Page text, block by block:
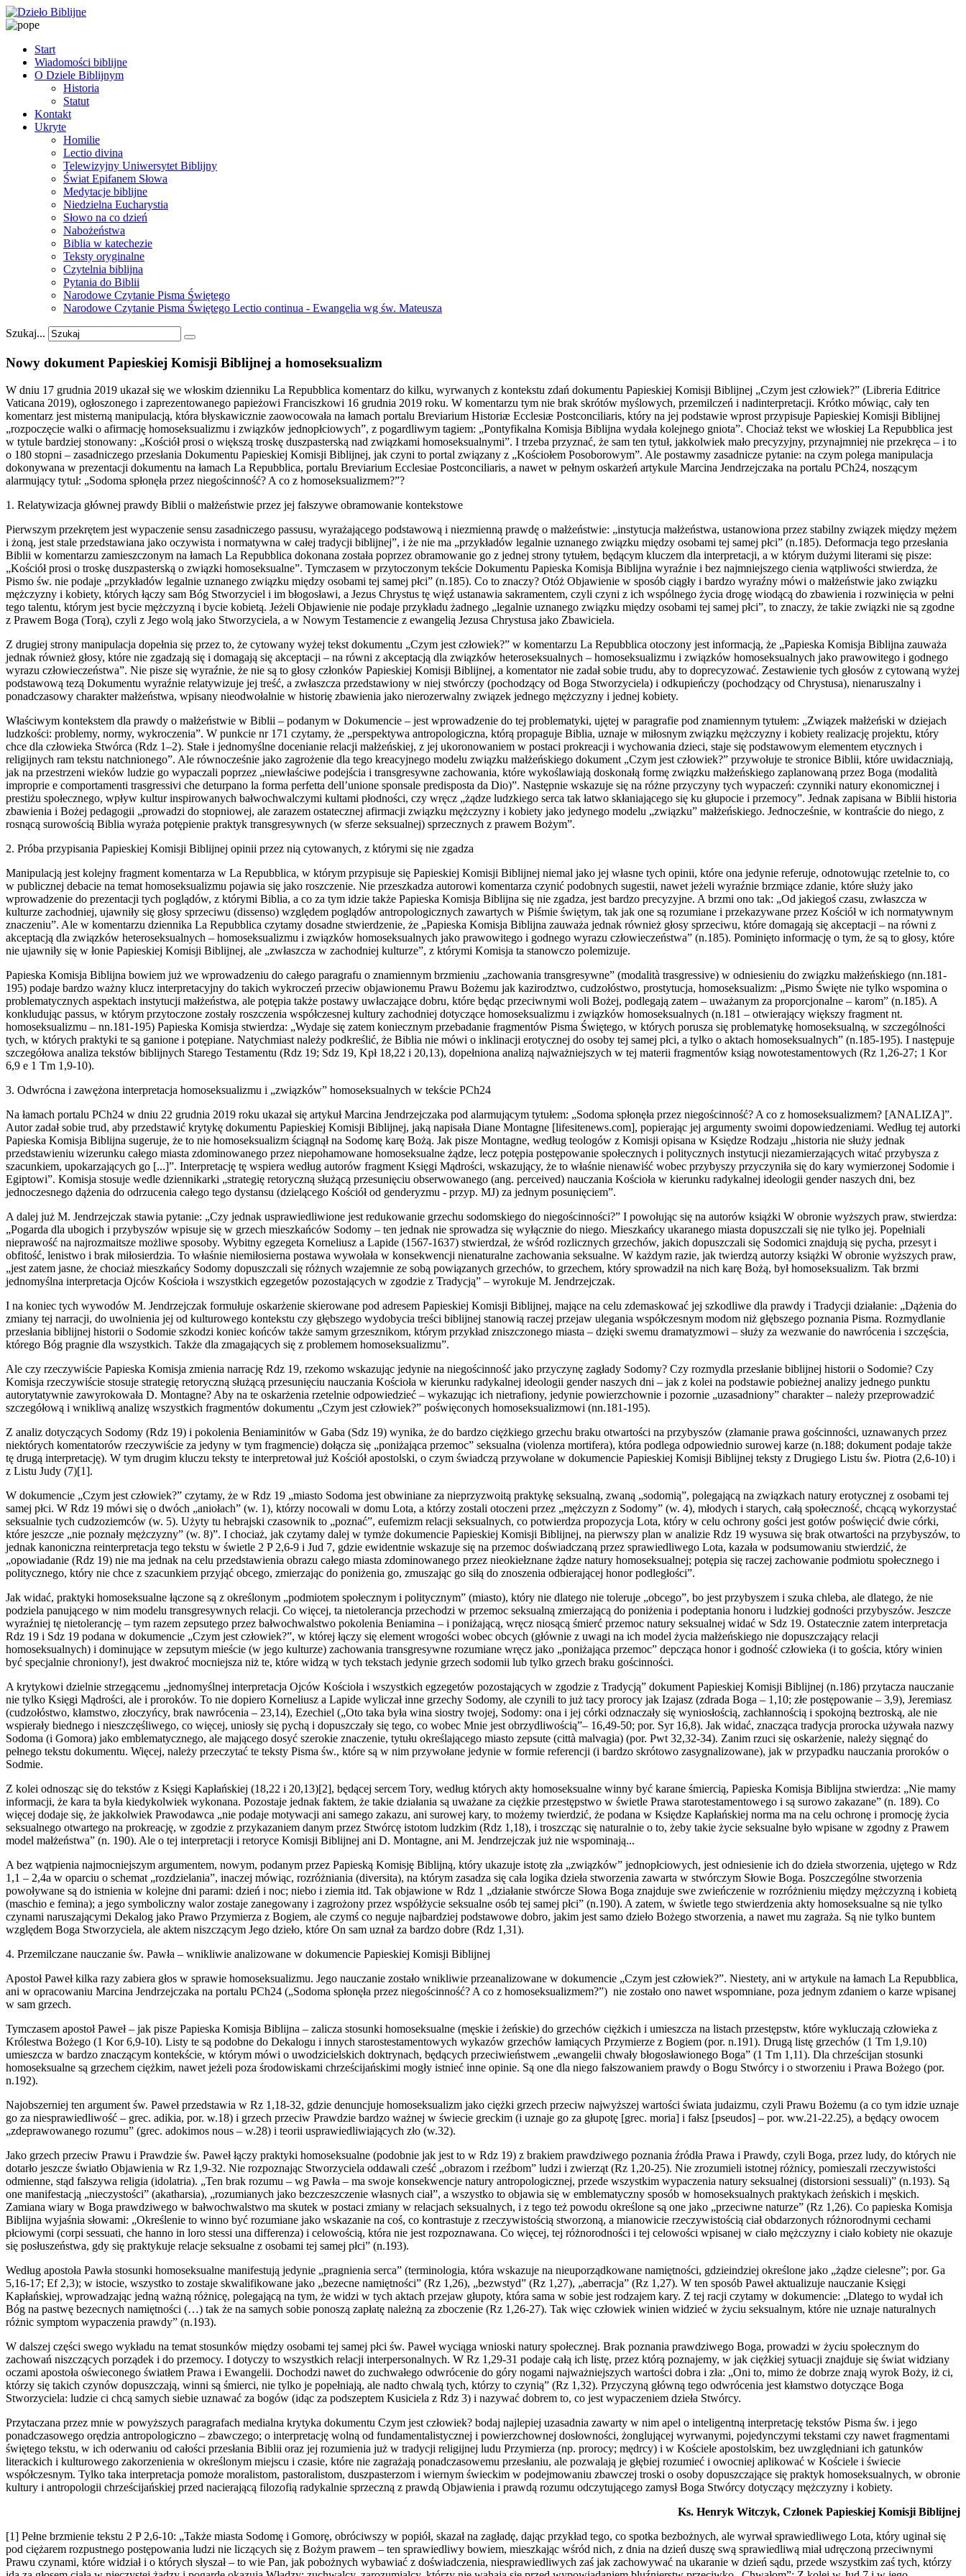
Start
Wiadomości biblijne
O Dziele Biblijnym
Historia
Statut
Kontakt
Ukryte
Homilie
Lectio divina
Telewizyjny Uniwersytet Biblijny
Świat Epifanem Słowa
Medytacje biblijne
Niedzielna Eucharystia
Słowo na co dzień
Nabożeństwa
Biblia w katechezie
Teksty oryginalne
Czytelnia biblijna
Pytania do Biblii
Narodowe Czytanie Pisma Świętego
Narodowe Czytanie Pisma Świętego Lectio continua - Ewangelia wg św. Mateusza
Szukaj...
Nowy dokument Papieskiej Komisji Biblijnej a homoseksualizm
W dniu 17 grudnia 2019 ukazał się we włoskim dzienniku La Repubblica komentarz do kilku, wyrwanych z kontekstu zdań dokumentu Papieskiej Komisji Biblijnej „Czym jest człowiek?” (Libreria Editrice
Vaticana 2019), ogłoszonego i zaprezentowanego papieżowi Franciszkowi 16 grudnia 2019 roku. W komentarzu tym nie brak skrótów myślowych, przemilczeń i nadinterpretacji. Krótko mówiąc, cały ten
komentarz jest misterną manipulacją, która błyskawicznie zaowocowała na łamach portalu Breviarium Historiæ Ecclesiæ Postconciliaris, który na jej podstawie wprost przypisuje Papieskiej Komisji Biblijnej
„rozpoczęcie walki o afirmację homoseksualizmu i związków jednopłciowych”, z pogardliwym tagiem: „Pontyfikalna Komisja Biblijna wydała kolejnego gniota”. Chociaż tekst we włoskiej La Repubblica jest
w tytule bardziej stonowany: „Kościół prosi o większą troskę duszpasterską nad związkami homoseksualnymi”. I trzeba przyznać, że sam ten tytuł, jakkolwiek mało precyzyjny, przynajmniej nie przekręca – i to
o 180 stopni – zasadniczego przesłania Dokumentu Papieskiej Komisji Biblijnej, jak czyni to portal związany z „Kościołem Posoborowym”. Ale postawmy zasadnicze pytanie: na czym polega manipulacja
dokonywana w prezentacji dokumentu na łamach La Repubblica, portalu Breviarium Ecclesiae Postconciliaris, a nawet w pełnym oskarżeń artykule Marcina Jendrzejczaka na portalu PCh24, noszącym
alarmujący tytuł: „Sodoma spłonęła przez niegościnność? A co z homoseksualizmem?”?
1. Relatywizacja głównej prawdy Biblii o małżeństwie przez jej fałszywe obramowanie kontekstowe
Pierwszym przekrętem jest wypaczenie sensu zasadniczego passusu, wyrażającego podstawową i niezmienną prawdę o małżeństwie: „instytucja małżeństwa, ustanowiona przez stabilny związek między mężem
i żoną, jest stale przedstawiana jako oczywista i normatywna w całej tradycji biblijnej”, i że nie ma „przykładów legalnie uznanego związku między osobami tej samej płci” (n.185). Deformacja tego przesłania
Biblii w komentarzu zamieszczonym na łamach La Repubblica dokonana została poprzez obramowanie go z jednej strony tytułem, będącym kluczem dla interpretacji, a w którym dużymi literami się pisze:
„Kościół prosi o troskę duszpasterską o związki homoseksualne”. Tymczasem w przytoczonym tekście Dokumentu Papieska Komisja Biblijna wyraźnie i bez najmniejszego cienia wątpliwości stwierdza, że
Pismo św. nie podaje „przykładów legalnie uznanego związku między osobami tej samej płci” (n.185). Co to znaczy? Otóż Objawienie w sposób ciągły i bardzo wyraźny mówi o małżeństwie jako związku
mężczyzny i kobiety, których łączy sam Bóg Stworzyciel i im błogosławi, a Jezus Chrystus tę więź ustanawia sakramentem, czyli czyni z ich wspólnego życia drogę wiodącą do zbawienia i rozwinięcia w pełni
tego talentu, którym jest bycie mężczyzną i bycie kobietą. Jeżeli Objawienie nie podaje przykładu żadnego „legalnie uznanego związku między osobami tej samej płci”, to znaczy, że takie związki nie są zgodne
z Prawem Boga (Torą), czyli z Jego wolą jako Stworzyciela, a w Nowym Testamencie z ewangelią Jezusa Chrystusa jako Zbawiciela.
Z drugiej strony manipulacja dopełnia się przez to, że cytowany wyżej tekst dokumentu „Czym jest człowiek?” w komentarzu La Repubblica otoczony jest informacją, że „Papieska Komisja Biblijna zauważa
jednak również głosy, które nie zgadzają się i domagają się akceptacji – na równi z akceptacją dla związków heteroseksualnych – homoseksualizmu i związków homoseksualnych jako prawowitego i godnego
wyrazu człowieczeństwa”. Nie pisze się wyraźnie, że nie są to głosy członków Papieskiej Komisji Biblijnej, a komentator nie zadał sobie trudu, aby to doprecyzować. Zestawienie tych głosów z cytowaną wyżej
podstawową tezą Dokumentu wyraźnie relatywizuje jej treść, a zwłaszcza przedstawiony w niej stwórczy (pochodzący od Boga Stworzyciela) i odkupieńczy (pochodzący od Chrystusa), nienaruszalny i
ponadczasowy charakter małżeństwa, wpisany nieodwołalnie w historię zbawienia jako nierozerwalny związek jednego mężczyzny i jednej kobiety.
Właściwym kontekstem dla prawdy o małżeństwie w Biblii – podanym w Dokumencie – jest wprowadzenie do tej problematyki, ujętej w paragrafie pod znamiennym tytułem: „Związek małżeński w dziejach
ludzkości: problemy, normy, wykroczenia”. W punkcie nr 171 czytamy, że „perspektywa antropologiczna, którą propaguje Biblia, uznaje w miłosnym związku mężczyzny i kobiety realizację projektu, który
chce dla człowieka Stwórca (Rdz 1–2). Stałe i jednomyślne docenianie relacji małżeńskiej, z jej ukoronowaniem w postaci prokreacji i wychowania dzieci, staje się podstawowym elementem etycznych i
religijnych ram tekstu natchnionego”. Ale równocześnie jako zagrożenie dla tego kreacyjnego modelu związku małżeńskiego dokument „Czym jest człowiek?” przywołuje te stronice Biblii, które uwidaczniają,
jak na przestrzeni wieków ludzie go wypaczali poprzez „niewłaściwe podejścia i transgresywne zachowania, które wykoślawiają doskonałą formę związku małżeńskiego zaplanowaną przez Boga (modalità
improprie e comportamenti trasgressivi che deturpano la forma perfetta dell’unione sponsale predisposta da Dio)”. Następnie wskazuje się na różne przyczyny tych wypaczeń: czynniki natury ekonomicznej i
prestiżu społecznego, wpływ kultur inspirowanych bałwochwalczymi kultami płodności, czy wręcz „żądze ludzkiego serca tak łatwo skłaniającego się ku głupocie i przemocy”. Jednak zapisana w Biblii historia
zbawienia i Bożej pedagogii „prowadzi do stopniowej, ale zarazem ostatecznej afirmacji związku mężczyzny i kobiety jako jedynego modelu „związku” małżeńskiego. Jednocześnie, w kontraście do niego, z
rosnącą surowością Biblia wyraża potępienie praktyk transgresywnych (w sferze seksualnej) sprzecznych z prawem Bożym”.
2. Próba przypisania Papieskiej Komisji Biblijnej opinii przez nią cytowanych, z którymi się nie zgadza
Manipulacją jest kolejny fragment komentarza w La Repubblica, w którym przypisuje się Papieskiej Komisji Biblijnej niemal jako jej własne tych opinii, które ona jedynie referuje, odnotowując rzetelnie to, co
w publicznej debacie na temat homoseksualizmu pojawia się jako roszczenie. Nie przeszkadza autorowi komentarza czynić podobnych sugestii, nawet jeżeli wyraźnie brzmiące zdanie, które służy jako
wprowadzenie do prezentacji tych poglądów, z którymi Biblia, a co za tym idzie także Papieska Komisja Biblijna się nie zgadza, jest bardzo precyzyjne. A brzmi ono tak: „Od jakiegoś czasu, zwłaszcza w
kulturze zachodniej, ujawniły się głosy sprzeciwu (dissenso) względem poglądów antropologicznych zawartych w Piśmie świętym, tak jak one są rozumiane i przekazywane przez Kościół w ich normatywnym
znaczeniu”. Ale w komentarzu dziennika La Repubblica czytamy dosadne stwierdzenie, że „Papieska Komisja Biblijna zauważa jednak również głosy sprzeciwu, które domagają się akceptacji – na równi z
akceptacją dla związków heteroseksualnych – homoseksualizmu i związków homoseksualnych jako prawowitego i godnego wyrazu człowieczeństwa” (n.185). Pominięto informację o tym, że są to głosy, które
nie ujawniły się w łonie Papieskiej Komisji Biblijnej, ale „zwłaszcza w zachodniej kulturze”, z którymi Komisja ta stanowczo polemizuje.
Papieska Komisja Biblijna bowiem już we wprowadzeniu do całego paragrafu o znamiennym brzmieniu „zachowania transgresywne” (modalità trasgressive) w odniesieniu do związku małżeńskiego (nn.181-
195) podaje bardzo ważny klucz interpretacyjny do takich wykroczeń przeciw objawionemu Prawu Bożemu jak kazirodztwo, cudzołóstwo, prostytucja, homoseksualizm: „Pismo Święte nie tylko wspomina o
problematycznych aspektach instytucji małżeństwa, ale potępia także postawy uwłaczające dobru, które będąc przeciwnymi woli Bożej, podlegają zatem – uważanym za proporcjonalne – karom” (n.185). A
konkludując passus, w którym przytoczone zostały roszczenia współczesnej kultury zachodniej dotyczące homoseksualizmu i związków homoseksualnych (n.181 – otwierający większy fragment nt.
homoseksualizmu – nn.181-195) Papieska Komisja stwierdza: „Wydaje się zatem koniecznym przebadanie fragmentów Pisma Świętego, w których porusza się problematykę homoseksualną, w szczególności
tych, w których praktyki te są ganione i potępiane. Natychmiast należy podkreślić, że Biblia nie mówi o inklinacji erotycznej do osoby tej samej płci, a tylko o aktach homoseksualnych” (n.185-195). I następuje
szczegółowa analiza tekstów biblijnych Starego Testamentu (Rdz 19; Sdz 19, Kpł 18,22 i 20,13), dopełniona analizą najważniejszych w tej materii fragmentów ksiąg nowotestamentowych (Rz 1,26-27; 1 Kor
6,9 e 1 Tm 1,9-10).
3. Odwrócna i zawężona interpretacja homoseksualizmu i „związków” homoseksualnych w tekście PCh24
Na łamach portalu PCh24 w dniu 22 grudnia 2019 roku ukazał się artykuł Marcina Jendrzejczaka pod alarmującym tytułem: „Sodoma spłonęła przez niegościnność? A co z homoseksualizmem? [ANALIZA]”.
Autor zadał sobie trud, aby przedstawić krytykę dokumentu Papieskiej Komisji Biblijnej, jaką napisała Diane Montagne [lifesitenews.com], popierając jej argumenty swoimi dopowiedzeniami. Według tej autorki
Papieska Komisja Biblijna sugeruje, że to nie homoseksualizm ściągnął na Sodomę karę Bożą. Jak pisze Montagne, według teologów z Komisji opisana w Księdze Rodzaju „historia nie służy jednak
przedstawieniu wizerunku całego miasta zdominowanego przez niepohamowane homoseksualne żądze, lecz potępia postępowanie społecznych i politycznych instytucji niezamierzających witać przybysza z
szacunkiem, upokarzających go [...]”. Interpretację tę wspiera według autorów fragment Księgi Mądrości, wskazujący, że to właśnie nienawiść wobec przybyszy przyczyniła się do kary wymierzonej Sodomie i
Egiptowi”. Komisja stosuje wedle dziennikarki „strategię retoryczną służącą przesunięciu obserwowanego (ang. perceived) nauczania Kościoła w kierunku radykalnej ideologii gender naszych dni, bez
jednoczesnego dążenia do odrzucenia całego tego dystansu (dzielącego Kościół od genderyzmu - przyp. MJ) za jednym posunięciem”.
A dalej już M. Jendrzejczak stawia pytanie: „Czy jednak usprawiedliwione jest redukowanie grzechu sodomskiego do niegościnności?” I powołując się na autorów książki W obronie wyższych praw, stwierdza:
„Pogarda dla ubogich i przybyszów wpisuje się w grzech mieszkańców Sodomy – ten jednak nie sprowadza się wyłącznie do niego. Mieszkańcy ukaranego miasta dopuszczali się nie tylko jej. Popełniali
nieprawość na najrozmaitsze możliwe sposoby. Wybitny egzegeta Korneliusz a Lapide (1567-1637) stwierdzał, że wśród rozlicznych grzechów, jakich dopuszczali się Sodomici znajdują się pycha, przesyt i
obfitość, lenistwo i brak miłosierdzia. To właśnie niemiłosierna postawa wywołała w konsekwencji nienaturalne zachowania seksualne. W każdym razie, jak twierdzą autorzy książki W obronie wyższych praw,
„jest zatem jasne, że chociaż mieszkańcy Sodomy dopuszczali się różnych wzajemnie ze sobą powiązanych grzechów, to grzechem, który sprowadził na nich karę Bożą, był homoseksualizm. Tak brzmi
jednomyślna interpretacja Ojców Kościoła i wszystkich egzegetów pozostających w zgodzie z Tradycją” – wyrokuje M. Jendrzejczak.
I na koniec tych wywodów M. Jendrzejczak formułuje oskarżenie skierowane pod adresem Papieskiej Komisji Biblijnej, mające na celu zdemaskować jej szkodliwe dla prawdy i Tradycji działanie: „Dążenia do
zmiany tej narracji, do uwolnienia jej od kulturowego kontekstu czy głębszego wydobycia treści biblijnej stanowią raczej przejaw ulegania współczesnym modom niż głębszego poznania Pisma. Rozmydlanie
przesłania biblijnej historii o Sodomie szkodzi koniec końców także samym grzesznikom, którym przykład zniszczonego miasta – dzięki swemu dramatyzmowi – służy za wezwanie do nawrócenia i szczęścia,
którego Bóg pragnie dla wszystkich. Także dla zmagających się z problemem homoseksualizmu”.
Ale czy rzeczywiście Papieska Komisja zmienia narrację Rdz 19, rzekomo wskazując jedynie na niegościnność jako przyczynę zagłady Sodomy? Czy rozmydla przesłanie biblijnej historii o Sodomie? Czy
Komisja rzeczywiście stosuje strategię retoryczną służącą przesunięciu nauczania Kościoła w kierunku radykalnej ideologii gender naszych dni – jak z kolei na podstawie pobieżnej analizy jednego punktu
autorytatywnie zawyrokowała D. Montagne? Aby na te oskarżenia rzetelnie odpowiedzieć – wykazując ich nietrafiony, jedynie powierzchownie i pozornie „uzasadniony” charakter – należy przeprowadzić
szczegółową i wnikliwą analizę wszystkich fragmentów dokumentu „Czym jest człowiek?” poświęconych homoseksualizmowi (nn.181-195).
Z analiz dotyczących Sodomy (Rdz 19) i pokolenia Beniaminitów w Gaba (Sdz 19) wynika, że do bardzo ciężkiego grzechu braku otwartości na przybyszów (złamanie prawa gościnności, uznawanych przez
niektórych komentatorów rzeczywiście za jedyny w tym fragmencie) dołącza się „poniżająca przemoc” seksualna (violenza mortifera), która podlega odpowiednio surowej karze (n.188; dokument podaje także
tę drugą interpretację). W tym drugim kluczu teksty te interpretował już Kościół apostolski, o czym świadczą przywołane w dokumencie Papieskiej Komisji Biblijnej teksty z Drugiego Listu św. Piotra (2,6-10) i
z Listu Judy (7)[1].
W dokumencie „Czym jest człowiek?” czytamy, że w Rdz 19 „miasto Sodoma jest obwiniane za nieprzyzwoitą praktykę seksualną, zwaną „sodomią”, polegającą na związkach natury erotycznej z osobami tej
samej płci. W Rdz 19 mówi się o dwóch „aniołach” (w. 1), którzy nocowali w domu Lota, a którzy zostali otoczeni przez „mężczyzn z Sodomy” (w. 4), młodych i starych, całą społeczność, chcącą wykorzystać
seksualnie tych cudzoziemców (w. 5). Użyty tu hebrajski czasownik to „poznać”, eufemizm relacji seksualnych, co potwierdza propozycja Lota, który w celu ochrony gości jest gotów poświęcić dwie córki,
które jeszcze „nie poznały mężczyzny” (w. 8)”. I chociaż, jak czytamy dalej w tymże dokumencie Papieskiej Komisji Biblijnej, na pierwszy plan w analizie Rdz 19 wysuwa się brak otwartości na przybyszów, to
jednak kanoniczna reinterpretacja tego tekstu w świetle 2 P 2,6-9 i Jud 7, gdzie ewidentnie wskazuje się na przemoc doświadczaną przez sprawiedliwego Lota, kazała w podsumowaniu stwierdzić, że
„opowiadanie (Rdz 19) nie ma jednak na celu przedstawienia obrazu całego miasta zdominowanego przez nieokiełznane żądze natury homoseksualnej; potępia się raczej zachowanie podmiotu społecznego i
politycznego, który nie chce z szacunkiem przyjąć obcego, zmierzając do poniżenia go, zmuszając go siłą do znoszenia odbierającej honor podległości”.
Jak widać, praktyki homoseksualne łączone są z określonym „podmiotem społecznym i politycznym” (miasto), który nie dlatego nie toleruje „obcego”, bo jest przybyszem i szuka chleba, ale dlatego, że nie
podziela panującego w nim modelu transgresywnych relacji. Co więcej, ta nietolerancja przechodzi w przemoc seksualną zmierzającą do poniżenia i podeptania honoru i ludzkiej godności przybyszów. Jeszcze
wyraźniej tę nietolerancję – tym razem zepsutego przez bałwochwalstwo pokolenia Beniamina – i poniżającą, wręcz niosącą śmierć przemoc natury seksualnej widać w Sdz 19. Ostatecznie zatem interpretacja
Rdz 19 i Sdz 19 podana w dokumencie „Czym jest człowiek?”, w której łączy się element wrogości wobec obcych (głównie z uwagi na ich model życia małżeńskiego nie dopuszczający relacji
homoseksualnych) i dominujące w zepsutym mieście (w jego kulturze) zachowania transgresywne rozumiane wręcz jako „poniżająca przemoc” depcząca honor i godność człowieka (i to gościa, który winien
być specjalnie chroniony!), jest dwakroć mocniejsza niż te, które widzą w tych tekstach jedynie grzech sodomii lub tylko grzech braku gościnności.
A krytykowi dzielnie strzegącemu „jednomyślnej interpretacja Ojców Kościoła i wszystkich egzegetów pozostających w zgodzie z Tradycją” dokument Papieskiej Komisji Biblijnej (n.186) przytacza nauczanie
nie tylko Księgi Mądrości, ale i proroków. To nie dopiero Korneliusz a Lapide wyliczał inne grzechy Sodomy, ale czynili to już tacy prorocy jak Izajasz (zdrada Boga – 1,10; złe postępowanie – 3,9), Jeremiasz
(cudzołóstwo, kłamstwo, złoczyńcy, brak nawrócenia – 23,14), Ezechiel („Oto taka była wina siostry twojej, Sodomy: ona i jej córki odznaczały się wyniosłością, zachłannością i spokojną beztroską, ale nie
wspierały biednego i nieszczęśliwego, co więcej, uniosły się pychą i dopuszczały się tego, co wobec Mnie jest obrzydliwością”– 16,49-50; por. Syr 16,8). Jak widać, znacząca tradycja prorocka używała nazwy
Sodoma (i Gomora) jako emblematycznego, ale mającego dosyć szerokie znaczenie, tytułu określającego miasto zepsute (città malvagia) (por. Pwt 32,32-34). Zanim rzuci się oskarżenie, należy sięgnąć do
pełnego tekstu dokumentu. Więcej, należy przeczytać te teksty Pisma św., które są w nim przywołane jedynie w formie referencji (i bardzo skrótowo zasygnalizowane), jak w przypadku nauczania proroków o
Sodmie.
Z kolei odnosząc się do tekstów z Księgi Kapłańskiej (18,22 i 20,13)[2], będącej sercem Tory, według których akty homoseksualne winny być karane śmiercią, Papieska Komisja Biblijna stwierdza: „Nie mamy
informacji, że kara ta była kiedykolwiek wykonana. Pozostaje jednak faktem, że takie działania są uważane za ciężkie przestępstwo w świetle Prawa starotestamentowego i są surowo zakazane” (n. 189). Co
więcej dodaje się, że jakkolwiek Prawodawca „nie podaje motywacji ani samego zakazu, ani surowej kary, to możemy twierdzić, że podana w Księdze Kapłańskiej norma ma na celu ochronę i promocję życia
seksualnego otwartego na prokreację, w zgodzie z przykazaniem danym przez Stwórcę istotom ludzkim (Rdz 1,18), i troszcząc się naturalnie o to, żeby takie życie seksualne było wpisane w zgodny z Prawem
model małżeństwa” (n. 190). Ale o tej interpretacji i retoryce Komisji Biblijnej ani D. Montagne, ani M. Jendrzejczak już nie wspominają...
A bez wątpienia najmocniejszym argumentem, nowym, podanym przez Papieską Komisję Biblijną, który ukazuje istotę zła „związków” jednopłciowych, jest odniesienie ich do dzieła stworzenia, ujętego w Rdz
1,1 – 2,4a w oparciu o schemat „rozdzielania”, inaczej mówiąc, rozróżniania (diversita), na którym zasadza się cała logika dzieła stworzenia zawarta w stwórczym Słowie Boga. Poszczególne stworzenia
powoływane są do istnienia w kolejne dni parami: dzień i noc; niebo i ziemia itd. Tak objawione w Rdz 1 „działanie stwórcze Słowa Boga znajduje swe zwieńczenie w rozróżnieniu między mężczyzną i kobietą
(maschio e femina); a jego symboliczny walor zostaje zanegowany i zagrożony przez współżycie seksualne osób tej samej płci” (n.190). A zatem, w świetle tego stwierdzenia akty homoseksualne są nie tylko
czynami naruszającymi Dekalog jako Prawo Przymierza z Bogiem, ale czymś co neguje najbardziej podstawowe dobro, jakim jest samo dzieło Bożego stworzenia, a nawet mu zagraża. Są nie tylko buntem
względem Boga Stworzyciela, ale aktem niszczącym Jego dzieło, które On sam uznał za bardzo dobre (Rdz 1,31).
4. Przemilczane nauczanie św. Pawła – wnikliwie analizowane w dokumencie Papieskiej Komisji Biblijnej
Apostoł Paweł kilka razy zabiera głos w sprawie homoseksualizmu. Jego nauczanie zostało wnikliwie przeanalizowane w dokumencie „Czym jest człowiek?”. Niestety, ani w artykule na łamach La Repubblica,
ani w opracowaniu Marcina Jendrzejczaka na portalu PCh24 („Sodoma spłonęła przez niegościnność? A co z homoseksualizmem?”) nie zostało ono nawet wspomniane, poza jednym zdaniem o karze wpisanej
w sam grzech.
Tymczasem apostoł Paweł – jak pisze Papieska Komisja Biblijna – zalicza stosunki homoseksualne (męskie i żeńskie) do grzechów ciężkich i umieszcza na listach przestępstw, które wykluczają człowieka z
Królestwa Bożego (1 Kor 6,9-10). Listy te są podobne do Dekalogu i innych starostestamentowych wykazów grzechów łamiących Przymierze z Bogiem (por. n.191). Drugą listę grzechów (1 Tm 1,9.10)
umieszcza w bardzo znaczącym kontekście, w którym mówi o uwodzicielskich doktrynach, będących przeciwieństwem „ewangelii chwały błogosławionego Boga” (1 Tm 1,11). Dla chrześcijan stosunki
homoseksualne są grzechem ciężkim, nawet jeżeli poza środowiskami chrześcijańskimi mogły istnieć inne opinie. Są one dla niego fałszowaniem prawdy o Bogu Stwórcy i o stworzeniu i Prawa Bożego (por.
n.192).
Najobszerniej ten argument św. Paweł przedstawia w Rz 1,18-32, gdzie denuncjuje homoseksualizm jako ciężki grzech przeciw najwyższej wartości świata judaizmu, czyli Prawu Bożemu (a co tym idzie uznaje
go za niesprawiedliwość – grec. adikia, por. w.18) i grzech przeciw Prawdzie bardzo ważnej w świecie greckim (i uznaje go za głupotę [grec. moria] i fałsz [pseudos] – por. ww.21-22.25), a będący owocem
„zdeprawowanego rozumu” (grec. adokimos nous – w.28) i teorii usprawiedliwiających zło (w.32).
Jako grzech przeciw Prawu i Prawdzie św. Paweł łączy praktyki homoseksualne (podobnie jak jest to w Rdz 19) z brakiem prawdziwego poznania źródła Prawa i Prawdy, czyli Boga, przez ludy, do których nie
dotarło jeszcze światło Objawienia w Rz 1,9-32. Nie rozpoznając Stworzyciela oddawali cześć „obrazom i rzeźbom” ludzi i zwierząt (Rz 1,20-25). Nie zrozumieli istotnej różnicy, pomieszali rzeczywistości
odmienne, stąd fałszywa religia (idolatria). „Ten brak rozumu – wg Pawła – ma swoje konsekwencje natury antropologicznej, przede wszystkim wypaczenia natury seksualnej (distorsioni sessuali)” (n.193). Są
one manifestacją „nieczystości” (akatharsia), „rozumianych jako bezczeszczenie własnych ciał”, a wszystko to objawia się w emblematyczny sposób w homoseksualnych praktykach żeńskich i męskich.
Zamiana wiary w Boga prawdziwego w bałwochwalstwo ma skutek w postaci zmiany w relacjach seksualnych, i z tego też powodu określone są one jako „przeciwne naturze” (Rz 1,26). Co papieska Komisja
Biblijna wyjaśnia słowami: „Określenie to winno być rozumiane jako wskazanie na coś, co kontrastuje z rzeczywistością stworzoną, a mianowicie rzeczywistością ciał obdarzonych różnorodnymi cechami
płciowymi (corpi sessuati, che hanno in loro stessi una differenza) i celowością, która nie jest rozpoznawana. Co więcej, tej różnorodności i tej celowości wpisanej w ciało mężczyzny i ciało kobiety nie okazuje
się posłuszeństwa, gdy się praktykuje relacje seksualne z osobami tej samej płci” (n.193).
Według apostoła Pawła stosunki homoseksualne manifestują jedynie „pragnienia serca” (terminologia, która wskazuje na nieuporządkowane namiętności, gdzieindziej określone jako „żądze cielesne”; por. Ga
5,16-17; Ef 2,3); w istocie, wszystko to zostaje skwalifikowane jako „bezecne namiętności” (Rz 1,26), „bezwstyd” (Rz 1,27), „aberracja” (Rz 1,27). W ten sposób Paweł aktualizuje nauczanie Księgi
Kapłańskiej, wprowadzając jedną ważną różnicę, polegającą na tym, że widzi w tych aktach przejaw głupoty, która sama w sobie jest rodzajem kary. Z tej racji czytamy w dokumencie: „Dlatego to wydał ich
Bóg na pastwę bezecnych namiętności (…) tak że na samych sobie ponoszą zapłatę należną za zboczenie (Rz 1,26-27). Tak więc człowiek winien widzieć w życiu seksualnym, które nie uznaje naturalnych
różnic symptom wypaczenia prawdy” (n.193).
W dalszej części swego wykładu na temat stosunków między osobami tej samej płci św. Paweł wyciąga wnioski natury społecznej. Brak poznania prawdziwego Boga, prowadzi w życiu społecznym do
zachowań niszczących porządek i do przemocy. I dotyczy to wszystkich relacji interpersonalnych. W Rz 1,29-31 podaje całą ich listę, przez którą poznajemy, w jak ciężkiej sytuacji znajduje się świat widziany
oczami apostoła oświeconego światłem Prawa i Ewangelii. Dochodzi nawet do zuchwałego odwrócenie do góry nogami najważniejszych wartości dobra i zła: „Oni to, mimo że dobrze znają wyrok Boży, iż ci,
którzy się takich czynów dopuszczają, winni są śmierci, nie tylko je popełniają, ale nadto chwalą tych, którzy to czynią” (Rz 1,32). Przyczyną główną tego odwrócenia jest kłamstwo dotyczące Boga
Stworzyciela: ludzie ci chcą samych siebie uznawać za bogów (idąc za podszeptem Kusiciela z Rdz 3) i nazywać dobrem to, co jest wypaczeniem dzieła Stwórcy.
Przytaczana przez mnie w powyższych paragrafach medialna krytyka dokumentu Czym jest człowiek? bodaj najlepiej uzasadnia zawarty w nim apel o inteligentną interpretację tekstów Pisma św. i jego
ponadczasowego orędzia antropologiczno – zbawczego; o interpretację wolną od fundamentalistycznej i powierzchownej dosłowności, żonglującej wyrwanymi, pojedynczymi tekstami czy nawet fragmentami
świętego tekstu, w ich oderwaniu od całości przesłania Biblii oraz jej rozumienia już w tradycji religijnej ludu Przymierza (np. prorocy; mędrcy) i w Kościele apostolskim, bez uwzględniani ich gatunków
literackich i kulturowego zakorzenienia w określonym miejscu i czasie, które nie zagrażają ponadczasowemu przesłaniu, ale pozwalają je głębiej rozumieć i owocniej aplikować w Kościele i świecie
współczesnym. Tylko taka interpretacja pomoże moralistom, pastoralistom, duszpasterzom i wiernym świeckim w podejmowaniu zbawczej troski o osoby dopuszczające się praktyk homoseksualnych, w obronie
kultury i antropologii chrześcijańskiej przed nacierającą filozofią radykalnie sprzeczną z prawdą Objawienia i prawdą rozumu odczytującego zamysł Boga Stwórcy dotyczący mężczyzny i kobiety.
Ks. Henryk Witczyk, Członek Papieskiej Komisji Biblijnej
[1] Pełne brzmienie tekstu 2 P 2,6-10: „Także miasta Sodomę i Gomorę, obróciwszy w popiół, skazał na zagładę, dając przykład tego, co spotka bezbożnych, ale wyrwał sprawiedliwego Lota, który uginał się
pod ciężarem rozpustnego postępowania ludzi nie liczących się z Bożym prawem – ten sprawiedliwy bowiem, mieszkając wśród nich, z dnia na dzień duszę swą sprawiedliwą miał udręczoną przeciwnymi
Prawu czynami, które widział i o których słyszał – to wie Pan, jak pobożnych wybawiać z doświadczenia, niesprawiedliwych zaś jak zachowywać na ukaranie w dzień sądu, przede wszystkim zaś tych, którzy